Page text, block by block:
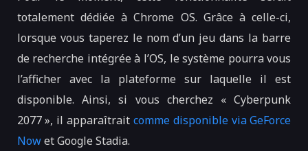
totalement dédiée à Chrome OS. Grâce à celle-ci,
lorsque vous taperez le nom d’un jeu dans la barre
de recherche intégrée à l’OS, le système pourra vous
l’afficher avec la plateforme sur laquelle il est
disponible. Ainsi, si vous cherchez « Cyberpunk
2077 », il apparaîtrait comme disponible via GeForce
Nowet Google Stadia.